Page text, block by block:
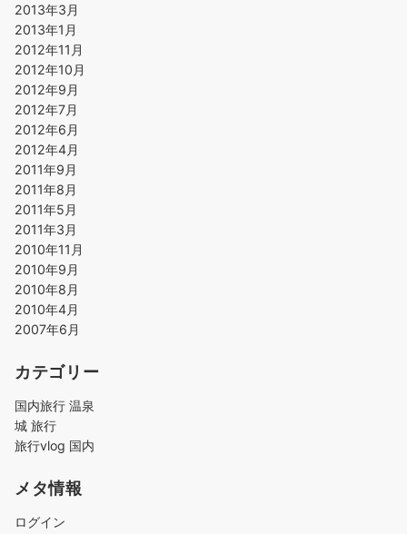
2013年3月
2013年1月
2012年11月
2012年10月
2012年9月
2012年7月
2012年6月
2012年4月
2011年9月
2011年8月
2011年5月
2011年3月
2010年11月
2010年9月
2010年8月
2010年4月
2007年6月
カテゴリー
国内旅行 温泉
城 旅行
旅行vlog 国内
メタ情報
ログイン